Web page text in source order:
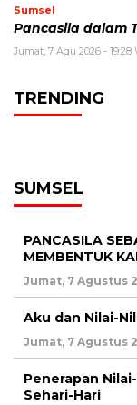
Sumsel
Pancasila dalam
Jumat, 7 Agu 2026 - 19:28
TRENDING
SUMSEL
PANCASILA
MEMBENTUK
Jumat, 7 Agustus
Aku dan Nilai-
Jumat, 7 Agustus
Penerapan
Sehari-Hari